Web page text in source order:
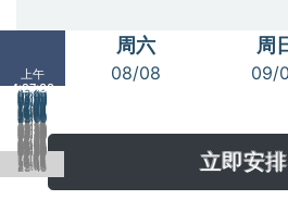
上午
4:27:39
周六
08/08
周
09/
00:00
00:15
00:30
00:45
01:00
01:15
01:30
01:45
02:00
02:15
02:30
02:45
03:00
03:15
03:30
03:45
04:00
04:15
04:30
04:45
05:00
05:15
05:30
05:45
06:00
06:15
06:30
06:45
07:00
07:15
07:30
07:45
08:00
08:15
08:30
08:45
09:00
09:15
09:30
09:45
10:00
10:15
10:30
10:45
11:00
11:15
11:30
11:45
12:00
12:15
12:30
12:45
13:00
13:15
13:30
13:45
14:00
14:15
14:30
14:45
15:00
15:15
15:30
15:45
16:00
16:15
16:30
16:45
17:00
17:15
17:30
17:45
18:00
18:15
18:30
18:45
19:00
19:15
19:30
19:45
20:00
20:15
20:30
20:45
21:00
21:15
21:30
21:45
22:00
22:15
22:30
22:45
23:00
23:15
23:30
23:45
立即安排